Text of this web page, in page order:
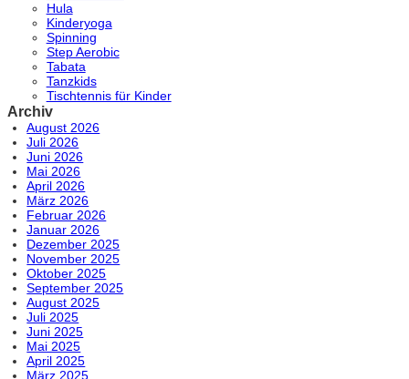
Hula
Kinderyoga
Spinning
Step Aerobic
Tabata
Tanzkids
Tischtennis für Kinder
Archiv
August 2026
Juli 2026
Juni 2026
Mai 2026
April 2026
März 2026
Februar 2026
Januar 2026
Dezember 2025
November 2025
Oktober 2025
September 2025
August 2025
Juli 2025
Juni 2025
Mai 2025
April 2025
März 2025